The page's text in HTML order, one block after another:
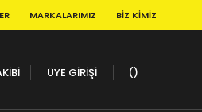
MARKALARIMIZ BIZ KIMIZ
ÜYE GİRİŞİ